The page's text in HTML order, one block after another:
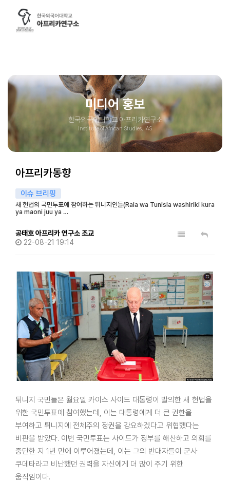
verification=nOyR9skzgdddjILJnrgPJ5q0zrvGFmSstVMIjrqOp-o
연구소장 인사말
주요 사업
조직도
미디어 홍보
영상 아카이브
기고문
포토에세이
Research ethics regulations
Review process
Editorial board
Author guidelines
Call for papers
Search articles
자료실​
사진
문서
동영상
기타
미디어 홍보
한국외국어대학교 아프리카연구소
Institute of African Studies, IAS
아프리카동향
이슈 브리핑
새 헌법의 국민투표에 참여하는 튀니지인들(Raia wa Tunisia washiriki kura
ya maoni juu ya …
공태호 아프리카 연구소 조교
22-08-21 19:14
튀니지 국민들은 월요일 카이스 사이드 대통령이 발의한 새 헌법을
위한 국민투표에 참여했는데, 이는 대통령에게 더 큰 권한을
부여하고 튀니지에 전체주의 정권을 강요하겠다고 위협했다는
비판을 받았다. 이번 국민투표는 사이드가 정부를 해산하고 의회를
중단한 지 1년 만에 이루어졌는데, 이는 그의 반대자들이 군사
쿠데타라고 비난했던 권력을 자신에게 더 많이 주기 위한
움직임이다.